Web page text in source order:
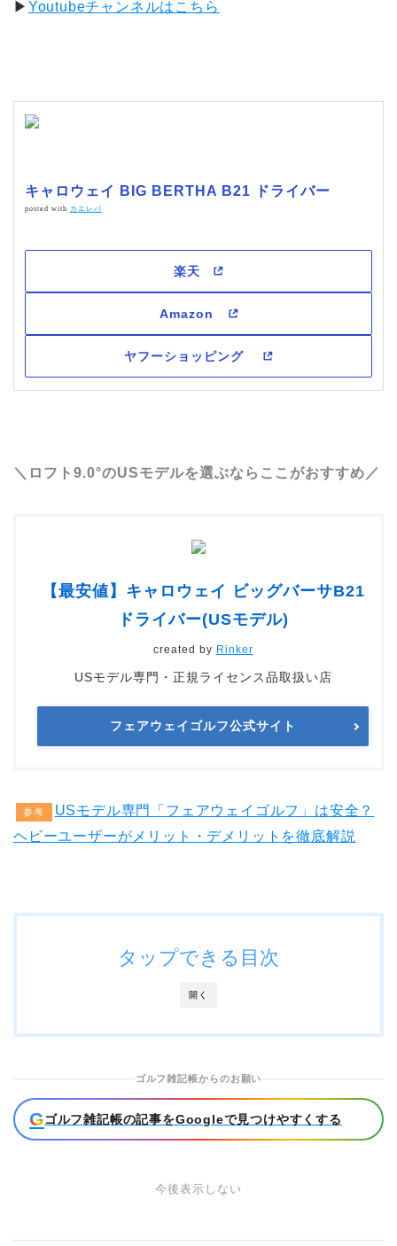
▶ Youtubeチャンネルはこちら
キャロウェイ BIG BERTHA B21 ドライバー
posted with カエレバ
＼ロフト9.0°のUSモデルを選ぶならここがおすすめ／
【最安値】キャロウェイ ビッグバーサB21
ドライバー(USモデル)
created by Rinker
USモデル専門・正規ライセンス品取扱い店
フェアウェイゴルフ公式サイト
参考
USモデル専門「フェアウェイゴルフ」は安全？
ヘビーユーザーがメリット・デメリットを徹底解説
開く
タップできる目次
ゴルフ雑記帳からのお願い
G ゴルフ雑記帳の記事をGoogleで見つけやすくする
今後表示しない